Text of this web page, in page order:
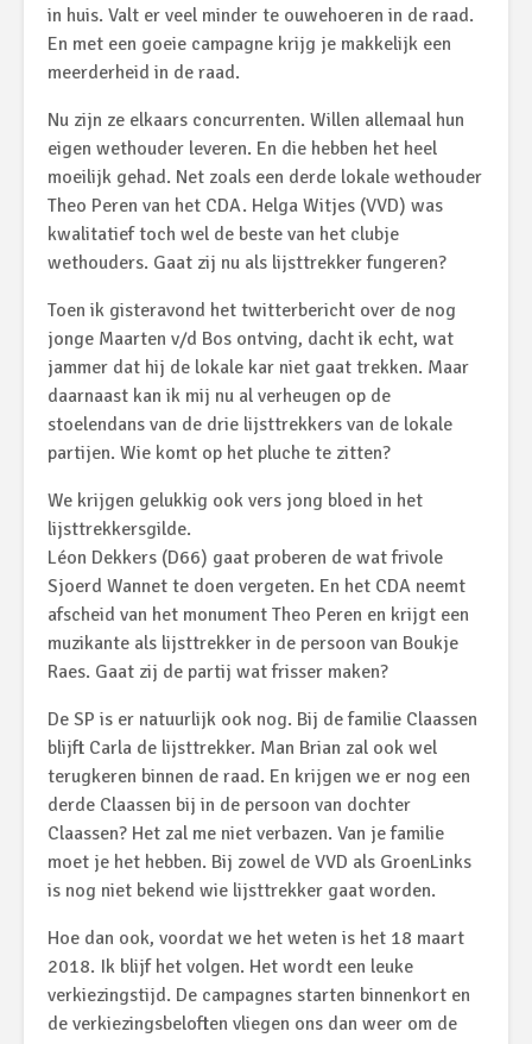
in huis. Valt er veel minder te ouwehoeren in de raad.
En met een goeie campagne krijg je makkelijk een
meerderheid in de raad.
Nu zijn ze elkaars concurrenten. Willen allemaal hun
eigen wethouder leveren. En die hebben het heel
moeilijk gehad. Net zoals een derde lokale wethouder
Theo Peren van het CDA. Helga Witjes (VVD) was
kwalitatief toch wel de beste van het clubje
wethouders. Gaat zij nu als lijsttrekker fungeren?
Toen ik gisteravond het twitterbericht over de nog
jonge Maarten v/d Bos ontving, dacht ik echt, wat
jammer dat hij de lokale kar niet gaat trekken. Maar
daarnaast kan ik mij nu al verheugen op de
stoelendans van de drie lijsttrekkers van de lokale
partijen. Wie komt op het pluche te zitten?
We krijgen gelukkig ook vers jong bloed in het
lijsttrekkersgilde.
Léon Dekkers (D66) gaat proberen de wat frivole
Sjoerd Wannet te doen vergeten. En het CDA neemt
afscheid van het monument Theo Peren en krijgt een
muzikante als lijsttrekker in de persoon van Boukje
Raes. Gaat zij de partij wat frisser maken?
De SP is er natuurlijk ook nog. Bij de familie Claassen
blijft Carla de lijsttrekker. Man Brian zal ook wel
terugkeren binnen de raad. En krijgen we er nog een
derde Claassen bij in de persoon van dochter
Claassen? Het zal me niet verbazen. Van je familie
moet je het hebben. Bij zowel de VVD als GroenLinks
is nog niet bekend wie lijsttrekker gaat worden.
Hoe dan ook, voordat we het weten is het 18 maart
2018. Ik blijf het volgen. Het wordt een leuke
verkiezingstijd. De campagnes starten binnenkort en
de verkiezingsbeloften vliegen ons dan weer om de